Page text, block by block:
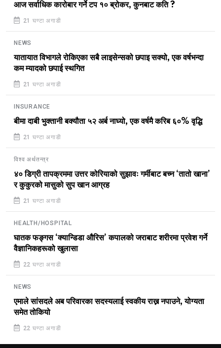
आज सर्वाधिक कारोबार गर्ने टप १० ब्रोकर, कुनबाट कति ?
21 घण्टा अगाडी
NEWS
यातायात विभागले रोकिएका सबै लाइसेन्सको छपाइ सक्यो, एक वर्षभन्दा
कम म्यादको छपाई स्थगित
21 घण्टा अगाडी
INSURANCE
बीमा दाबी भुक्तानी बक्यौता ५२ अर्ब नाघ्यो, एक वर्षमै करिब ६०% वृद्धि
21 घण्टा अगाडी
विश्व अर्थतन्त्र
४० डिग्री तापक्रममा उत्तर कोरियाको सुझावः गर्मीबाट बच्न ‘तातो खाना’
र कुकुरको मासुको सुप खान आग्रह
21 घण्टा अगाडी
HEALTH/HOSPITAL
घातक फङ्गस ‘क्यान्डिडा औरिस’ कपालको जराबाट शरीरमा प्रवेश गर्ने
वैज्ञानिकहरूको खुलासा
22 घण्टा अगाडी
NEWS
एमाले सांसदले अब परिवारका सदस्यलाई स्वकीय राख्न नपाउने, योग्यता
समेत तोकियो
22 घण्टा अगाडी